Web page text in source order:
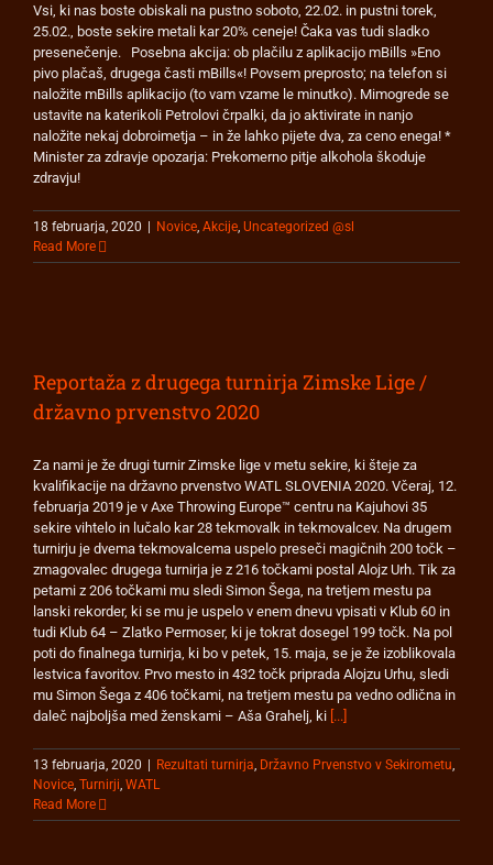
Vsi, ki nas boste obiskali na pustno soboto, 22.02. in pustni torek,
25.02., boste sekire metali kar 20% ceneje! Čaka vas tudi sladko
presenečenje. Posebna akcija: ob plačilu z aplikacijo mBills »Eno
pivo plačaš, drugega časti mBills«! Povsem preprosto; na telefon si
naložite mBills aplikacijo (to vam vzame le minutko). Mimogrede se
ustavite na katerikoli Petrolovi črpalki, da jo aktivirate in nanjo
naložite nekaj dobroimetja – in že lahko pijete dva, za ceno enega! *
Minister za zdravje opozarja: Prekomerno pitje alkohola škoduje
zdravju!
18 februarja, 2020 | Novice Akcije Uncategorized @sl
Read More
Reportaža z drugega turnirja Zimske Lige /
državno prvenstvo 2020
Za nami je že drugi turnir Zimske lige v metu sekire, ki šteje za
kvalifikacije na državno prvenstvo WATL SLOVENIA 2020. Včeraj, 12.
februarja 2019 je v Axe Throwing Europe™ centru na Kajuhovi 35
sekire vihtelo in lučalo kar 28 tekmovalk in tekmovalcev. Na drugem
turnirju je dvema tekmovalcema uspelo preseči magičnih 200 točk –
zmagovalec drugega turnirja je z 216 točkami postal Alojz Urh. Tik za
petami z 206 točkami mu sledi Simon Šega, na tretjem mestu pa
lanski rekorder, ki se mu je uspelo v enem dnevu vpisati v Klub 60 in
tudi Klub 64 – Zlatko Permoser, ki je tokrat dosegel 199 točk. Na pol
poti do finalnega turnirja, ki bo v petek, 15. maja, se je že izoblikovala
lestvica favoritov. Prvo mesto in 432 točk priprada Alojzu Urhu, sledi
mu Simon Šega z 406 točkami, na tretjem mestu pa vedno odlična in
daleč najboljša med ženskami – Aša Grahelj, ki [...]
13 februarja, 2020 | Rezultati turnirja Državno Prvenstvo v Sekirometu
Novice Turnirji WATL
Read More